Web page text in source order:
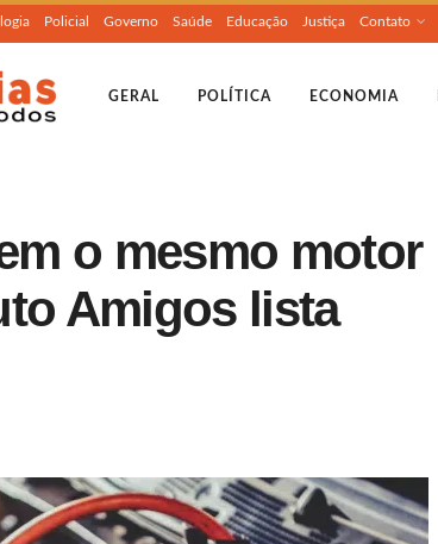
Policial Governo Saúde Educação Justiça Contato
GERAL POLÍTICA ECONOMIA
o mesmo motor
Amigos lista